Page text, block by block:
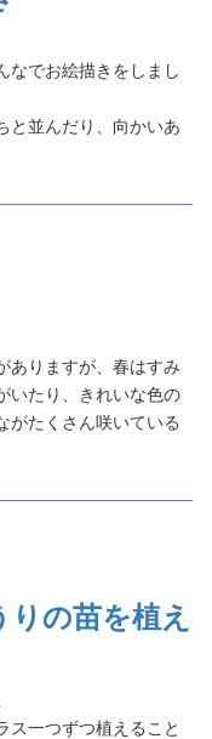
なでお絵描きをしまし
と並んだり、向かいあ
ありますが、春はすみ
いたり、きれいな色の
がたくさん咲いている
の苗を植え
ス一つずつ植えること